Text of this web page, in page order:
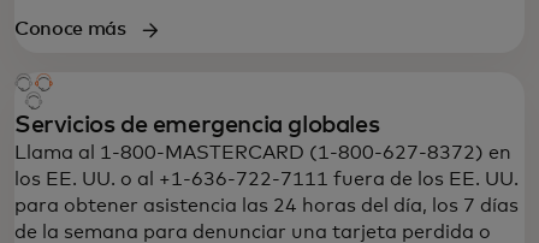
Conoce más
Servicios de emergencia globales
Llama al 1-800-MASTERCARD (1-800-627-8372) en
los EE. UU. o al +1-636-722-7111 fuera de los EE. UU.
para obtener asistencia las 24 horas del día, los 7 días
de la semana para denunciar una tarjeta perdida o